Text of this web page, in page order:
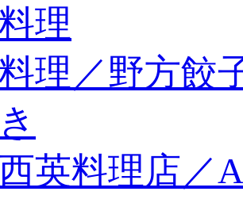
理
理／野方餃
英料理店／